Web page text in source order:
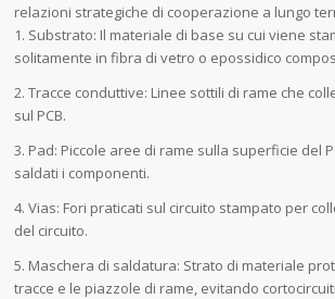
relazioni strategiche di cooperazione a lungo
1. Substrato: Il materiale di base su cui viene
solitamente in fibra di vetro o epossidico
2. Tracce conduttive: Linee sottili di rame che
sul PCB.
3. Pad: Piccole aree di rame sulla superficie del
saldati i componenti.
4. Vias: Fori praticati sul circuito stampato per
del circuito.
5. Maschera di saldatura: Strato di materiale
tracce e le piazzole di rame, evitando